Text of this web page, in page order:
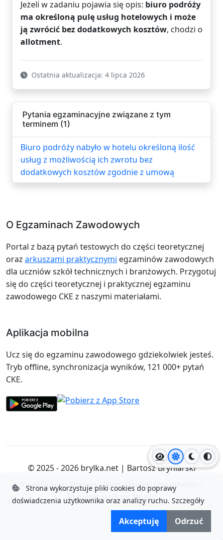
Jasny motyw
Ciemny
Jeżeli w zadaniu pojawia się opis: biuro podróży
ma określoną pulę usług hotelowych i może
ją zwrócić bez dodatkowych kosztów, chodzi o
allotment.
Ostatnia aktualizacja: 4 lipca 2026
Pytania egzaminacyjne związane z tym
terminem (1)
Biuro podróży nabyło w hotelu określoną ilość
usług z możliwością ich zwrotu bez
dodatkowych kosztów zgodnie z umową
O Egzaminach Zawodowych
Portal z bazą pytań testowych do części teoretycznej
oraz arkuszami praktycznymi egzaminów zawodowych
dla uczniów szkół technicznych i branżowych. Przygotuj
się do części teoretycznej i praktycznej egzaminu
zawodowego CKE z naszymi materiałami.
Aplikacja mobilna
Ucz się do egzaminu zawodowego gdziekolwiek jesteś.
Tryb offline, synchronizacja wyników, 121 000+ pytań
CKE.
© 2025 - 2026 brylka.net| Bartosz Bryniarski
Kwalifikacje|Słownik|Blog|Opinie|Dokumenty
Regulamin|Prywatność
Strona wykorzystuje pliki cookies do poprawy
doświadczenia użytkownika oraz analizy ruchu. Szczegóły
Akceptuję Odrzuć